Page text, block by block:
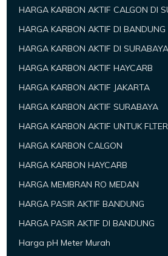
HARGA KARBON AKTIF CALGON DI
HARGA KARBON AKTIF DI BANDUNG
HARGA KARBON AKTIF DI SURABAYA
HARGA KARBON AKTIF HAYCARB
HARGA KARBON AKTIF JAKARTA
HARGA KARBON AKTIF SURABAYA
HARGA KARBON AKTIF UNTUK
HARGA KARBON CALGON
HARGA KARBON HAYCARB
HARGA MEMBRAN RO MEDAN
HARGA PASIR AKTIF BANDUNG
HARGA PASIR AKTIF DI BANDUNG
Harga pH Meter Murah